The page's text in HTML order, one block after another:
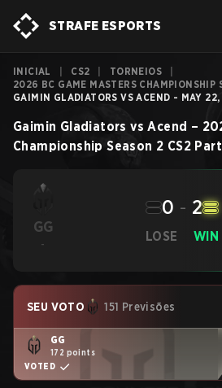
STRAFE ESPORTS
INICIAL CS2 TORNEIOS
2026 BC GAME MASTERS CHAMPIONSHIP
GAIMIN GLADIATORS VS ACEND - MAY
Gaimin Gladiators vs Acend –
Championship Season 2 CS2
GG
-
LOSE
0 - 2
WIN
SEU VOTO 151 Previsões
GG
172 points
VOTED